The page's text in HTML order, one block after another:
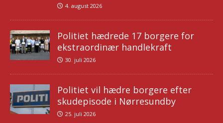
4. august 2026
Politiet hædrede 17 borgere for
ekstraordinær handlekraft
30. juli 2026
Politiet vil hædre borgere efter
skudepisode i Nørresundby
25. juli 2026